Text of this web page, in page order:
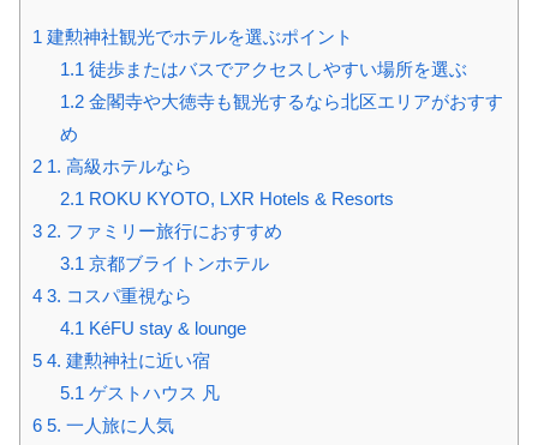
1 建勲神社観光でホテルを選ぶポイント
1.1 徒歩またはバスでアクセスしやすい場所を選ぶ
1.2金閣寺や大徳寺も観光するなら北区エリアがおすす
め
2 1. 高級ホテルなら
2.1 ROKU KYOTO, LXR Hotels & Resorts
3 2. ファミリー旅行におすすめ
3.1 京都ブライトンホテル
4 3. コスパ重視なら
4.1 KéFU stay & lounge
5 4. 建勲神社に近い宿
5.1 ゲストハウス 凡
6 5. 一人旅に人気